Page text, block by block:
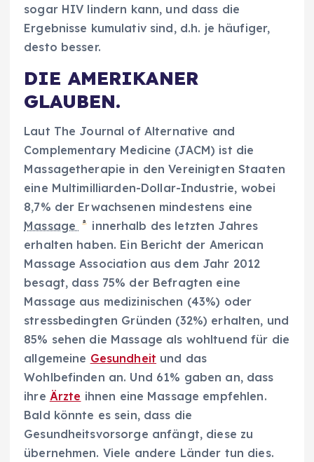
sogar HIV lindern kann, und dass die
Ergebnisse kumulativ sind, d.h. je häufiger,
desto besser.
DIE AMERIKANER
GLAUBEN.
Laut The Journal of Alternative and
Complementary Medicine (JACM) ist die
Massagetherapie in den Vereinigten Staaten
eine Multimilliarden-Dollar-Industrie, wobei
8,7% der Erwachsenen mindestens eine
Massage
innerhalb des letzten Jahres
erhalten haben. Ein Bericht der American
Massage Association aus dem Jahr 2012
besagt, dass 75% der Befragten eine
Massage aus medizinischen (43%) oder
stressbedingten Gründen (32%) erhalten, und
85% sehen die Massage als wohltuend für die
allgemeine Gesundheit und das
Wohlbefinden an. Und 61% gaben an, dass
ihre Ärzte ihnen eine Massage empfehlen.
Bald könnte es sein, dass die
Gesundheitsvorsorge anfängt, diese zu
übernehmen. Viele andere Länder tun dies.